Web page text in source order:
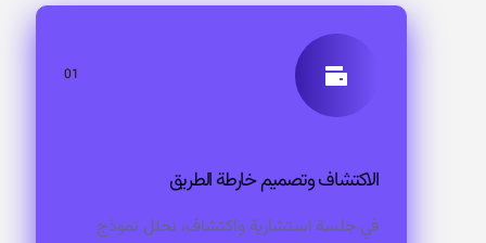
01
الاكتشاف وتصميم خارطة الطريق
في جلسة استشارية واكتشاف، نحلل نموذج